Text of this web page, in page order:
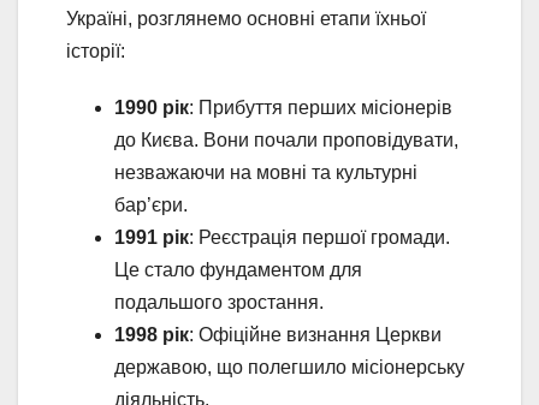
Україні, розглянемо основні етапи їхньої
історії:
1990 рік: Прибуття перших місіонерів
до Києва. Вони почали проповідувати,
незважаючи на мовні та культурні
бар’єри.
1991 рік: Реєстрація першої громади.
Це стало фундаментом для
подальшого зростання.
1998 рік: Офіційне визнання Церкви
державою, що полегшило місіонерську
діяльність.